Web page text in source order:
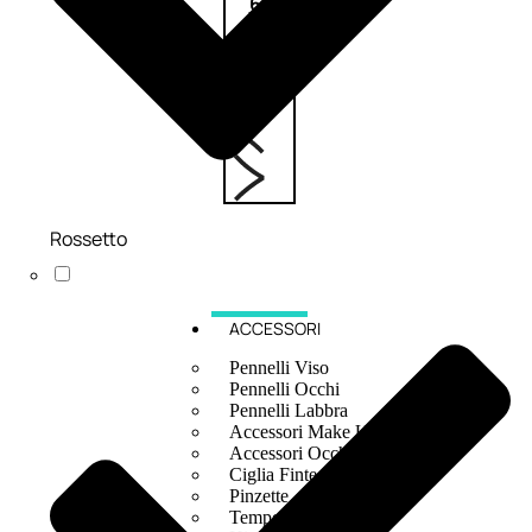
ACCESSORI
Pennelli Viso
Pennelli Occhi
Pennelli Labbra
Accessori Make Up
Accessori Occhi
Ciglia Finte
Pinzette
Temperamatite
Rossetto